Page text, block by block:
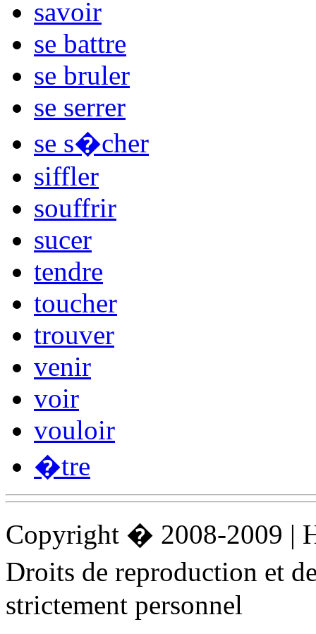
savoir
se battre
se bruler
se serrer
se s�cher
siffler
souffrir
sucer
tendre
toucher
trouver
venir
voir
vouloir
�tre
Copyright � 2008-2009 |
Droits de reproduction et
strictement personnel